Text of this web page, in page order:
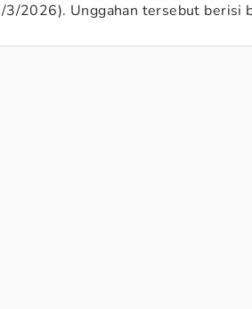
3/2026). Unggahan tersebut berisi